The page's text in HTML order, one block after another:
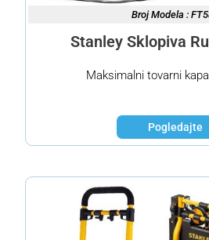
Broj Modela :
Stanley Sklopiva
Maksimalni tovarni
Pogledajte